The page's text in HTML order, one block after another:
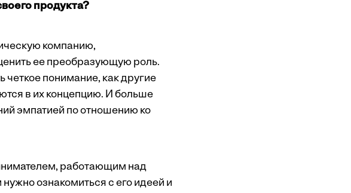
продукта?
компанию,
ее преобразующую роль.
четкое понимание, как другие
в их концепцию. И больше
эмпатией по отношению ко
работающим над
ознакомиться с его идеей и